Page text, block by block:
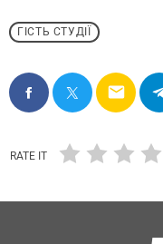
ГІСТЬ СТУДІЇ
email
RATE IT